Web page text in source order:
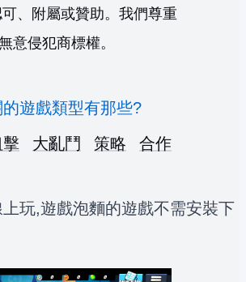
、附屬或贊助。我們尊重
意侵犯商標權。
遊戲類型有那些?
大亂鬥 策略 合作
玩,遊戲泡麵的遊戲不需安裝下